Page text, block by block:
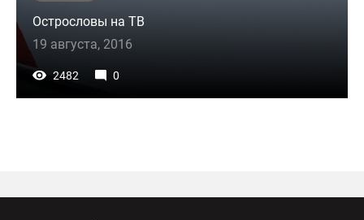
Острословы на ТВ
19 августа, 2016
2482 0